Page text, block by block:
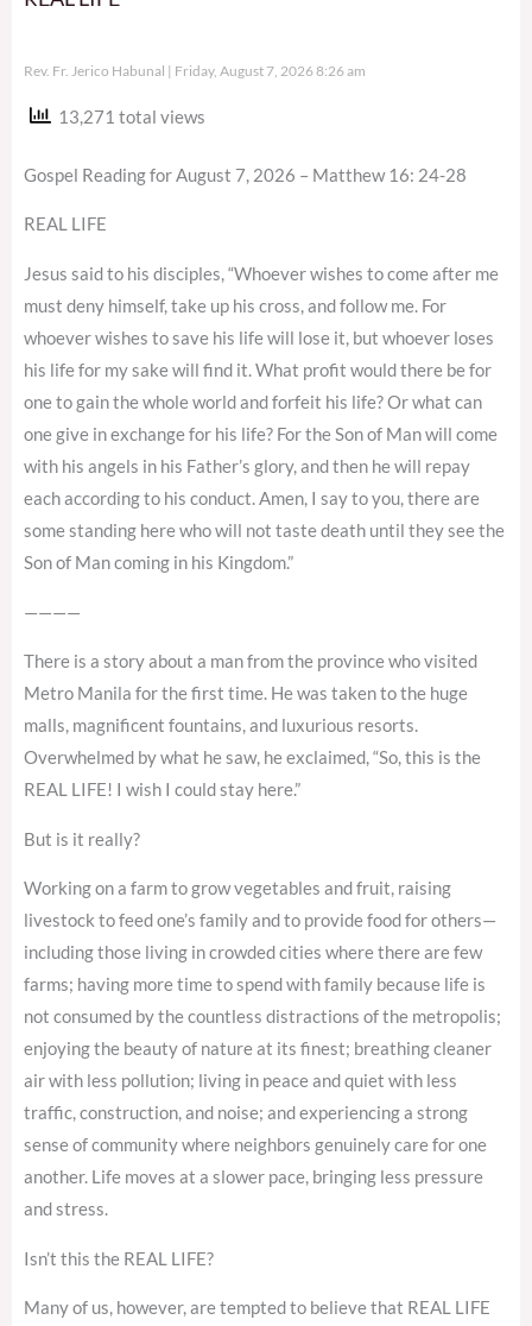
Rev. Fr. Jerico Habunal Friday, August 7, 2026 8:26 am
13,271 total views
Gospel Reading for August 7, 2026 – Matthew 16: 24-28
REAL LIFE
Jesus said to his disciples, “Whoever wishes to come after me
must deny himself, take up his cross, and follow me. For
whoever wishes to save his life will lose it, but whoever loses
his life for my sake will find it. What profit would there be for
one to gain the whole world and forfeit his life? Or what can
one give in exchange for his life? For the Son of Man will come
with his angels in his Father’s glory, and then he will repay
each according to his conduct. Amen, I say to you, there are
some standing here who will not taste death until they see the
Son of Man coming in his Kingdom.”
————
There is a story about a man from the province who visited
Metro Manila for the first time. He was taken to the huge
malls, magnificent fountains, and luxurious resorts.
Overwhelmed by what he saw, he exclaimed, “So, this is the
REAL LIFE! I wish I could stay here.”
But is it really?
Working on a farm to grow vegetables and fruit, raising
livestock to feed one’s family and to provide food for others—
including those living in crowded cities where there are few
farms; having more time to spend with family because life is
not consumed by the countless distractions of the metropolis;
enjoying the beauty of nature at its finest; breathing cleaner
air with less pollution; living in peace and quiet with less
traffic, construction, and noise; and experiencing a strong
sense of community where neighbors genuinely care for one
another. Life moves at a slower pace, bringing less pressure
and stress.
Isn’t this the REAL LIFE?
Many of us, however, are tempted to believe that REAL LIFE